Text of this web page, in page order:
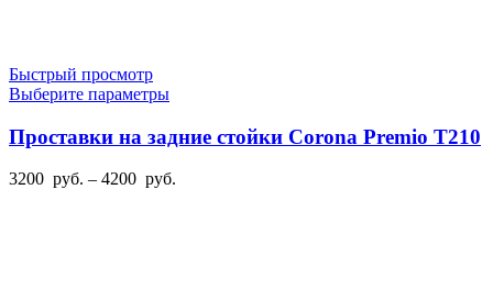
Быстрый просмотр
Выберите параметрыЭтот
имеет
несколько
вариаций.
Проставки на задние стойки Corona Premio T210
3200 руб. – 4200 руб.